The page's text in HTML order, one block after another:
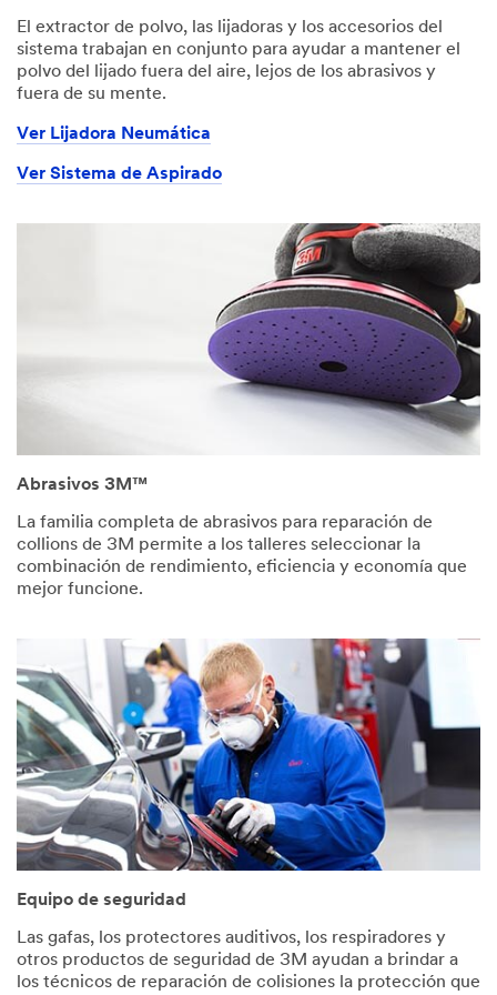
and
we
will
contact
shortly.
All
are
Shop Name
First Name
Last Name
Phone
Number
Job Role
Select One
Countr
y
El extractor de polvo, las lijadoras y los accesorios del
sistema trabajan en conjunto para ayudar a mantener el
polvo del lijado fuera del aire, lejos de los abrasivos y
fuera de su mente.
Ver Lijadora Neumática
Ver Sistema de Aspirado
Abrasivos 3M™
La familia completa de abrasivos para reparación de
collions de 3M permite a los talleres seleccionar la
combinación de rendimiento, eficiencia y economía que
mejor funcione.
Equipo de seguridad
Las gafas, los protectores auditivos, los respiradores y
otros productos de seguridad de 3M ayudan a brindar a
los técnicos de reparación de colisiones la protección que